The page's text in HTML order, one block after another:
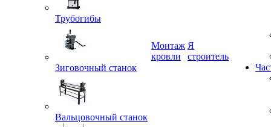
Трубогибы
Зиговочный станок
Вальцовочный станок